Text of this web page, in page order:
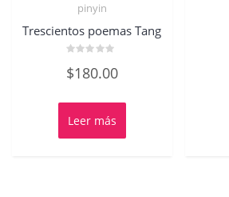
pinyin
Trescientos poemas Tang
con
0
5
$180.00
Leer más